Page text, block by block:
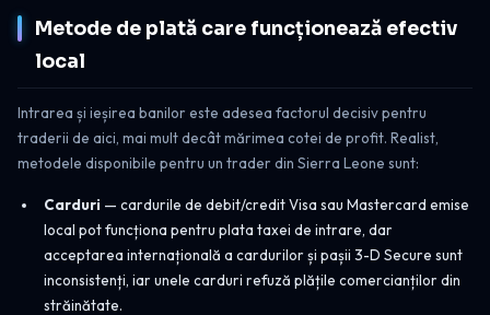
Metode de plată care funcționează efectiv
local
Intrarea și ieșirea banilor este adesea factorul decisiv pentru
traderii de aici, mai mult decât mărimea cotei de profit. Realist,
metodele disponibile pentru un trader din Sierra Leone sunt:
Carduri — cardurile de debit/credit Visa sau Mastercard emise
local pot funcționa pentru plata taxei de intrare, dar
acceptarea internațională a cardurilor și pașii 3-D Secure sunt
inconsistenți, iar unele carduri refuză plățile comercianților din
străinătate.